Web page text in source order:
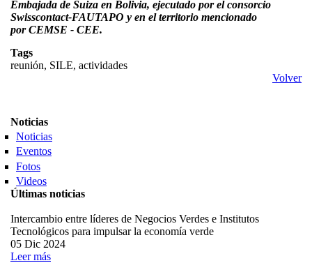
Embajada de Suiza en Bolivia, ejecutado por el consorcio
Swisscontact-FAUTAPO y en el territorio mencionado
por CEMSE - CEE.
Tags
reunión, SILE, actividades
Volver
Noticias
Noticias
Eventos
Fotos
Videos
Últimas noticias
Intercambio entre líderes de Negocios Verdes e Institutos
Tecnológicos para impulsar la economía verde
05 Dic 2024
Leer más